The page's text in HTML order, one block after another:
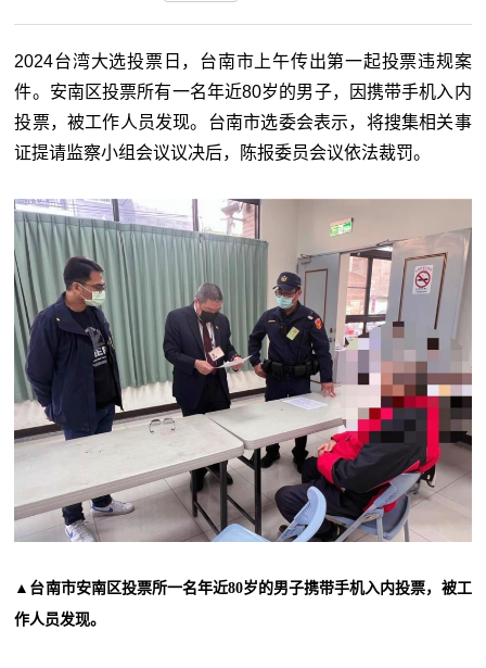
2024台湾大选投票日，台南市上午传出第一起投票违规案
件。安南区投票所有一名年近80岁的男子，因携带手机入内
投票，被工作人员发现。台南市选委会表示，将搜集相关事
证提请监察小组会议议决后，陈报委员会议依法裁罚。
▲台南市安南区投票所一名年近80岁的男子携带手机入内投票，被工
作人员发现。